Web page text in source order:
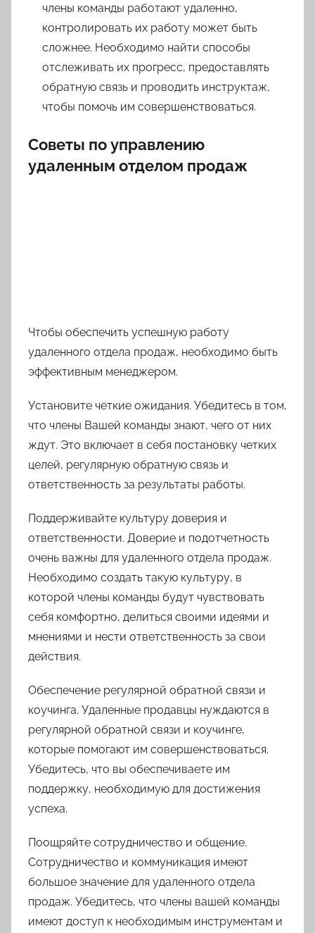
члены команды работают удаленно,
контролировать их работу может быть
сложнее. Необходимо найти способы
отслеживать их прогресс, предоставлять
обратную связь и проводить инструктаж,
чтобы помочь им совершенствоваться.
Советы по управлению
удаленным отделом продаж
Чтобы обеспечить успешную работу
удаленного отдела продаж, необходимо быть
эффективным менеджером.
Установите четкие ожидания. Убедитесь в том,
что члены Вашей команды знают, чего от них
ждут. Это включает в себя постановку четких
целей, регулярную обратную связь и
ответственность за результаты работы.
Поддерживайте культуру доверия и
ответственности. Доверие и подотчетность
очень важны для удаленного отдела продаж.
Необходимо создать такую культуру, в
которой члены команды будут чувствовать
себя комфортно, делиться своими идеями и
мнениями и нести ответственность за свои
действия.
Обеспечение регулярной обратной связи и
коучинга. Удаленные продавцы нуждаются в
регулярной обратной связи и коучинге,
которые помогают им совершенствоваться.
Убедитесь, что вы обеспечиваете им
поддержку, необходимую для достижения
успеха.
Поощряйте сотрудничество и общение.
Сотрудничество и коммуникация имеют
большое значение для удаленного отдела
продаж. Убедитесь, что члены вашей команды
имеют доступ к необходимым инструментам и